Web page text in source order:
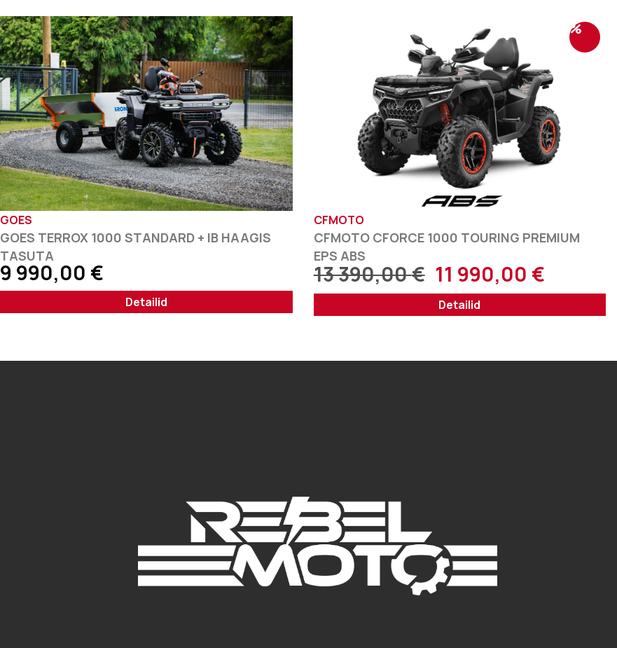
GOES
GOES TERROX 1000 STANDARD + IB HAAGIS
TASUTA
9 990,00 €
Detailid
%
CFMOTO
CFMOTO CFORCE 1000 TOURING PREMIUM
EPS ABS
13 390,00€ 11 990,00 €
Detailid